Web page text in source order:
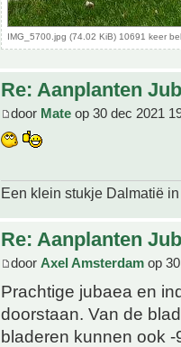
IMG_5700.jpg (74.02 KiB) 10691 keer
Re: Aanplanten
door Mate op 30 dec 2021
Een klein stukje Dalmatië
Re: Aanplanten
door Axel Amsterdam op
Prachtige jubaea en
doorstaan. Van de
bladeren kunnen ook